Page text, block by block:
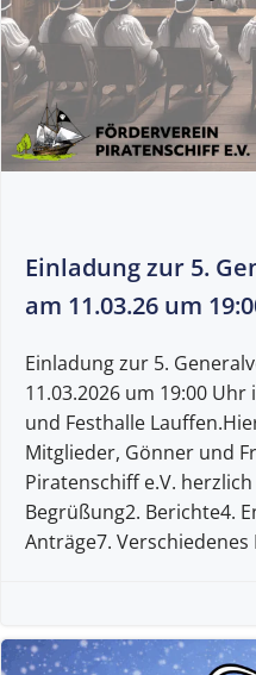
Einladung zur 5.
am 11.03.26 um
Einladung zur 5.
11.03.2026 um 19:00
und Festhalle
Mitglieder, Gönner und
Piratenschiff e.V.
Begrüßung2. Berichte4.
Anträge7.